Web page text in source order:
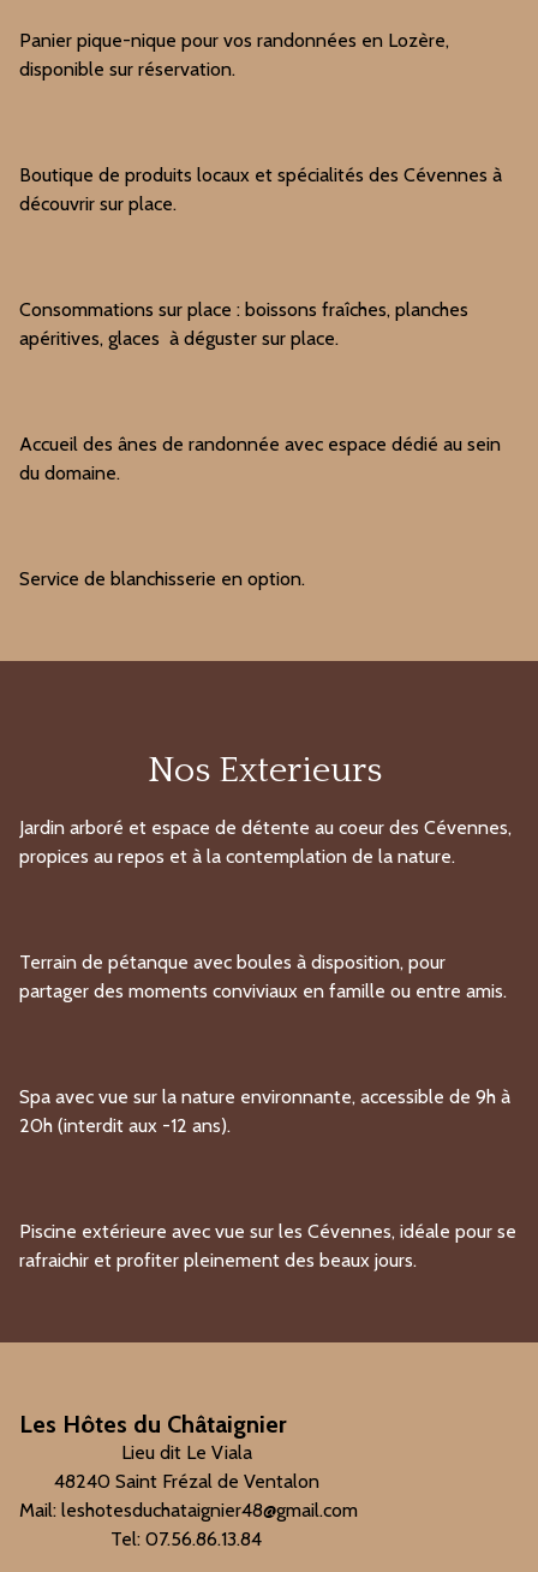
Panier pique-nique pour vos randonnées en Lozère,
disponible sur réservation.
Boutique de produits locaux et spécialités des Cévennes à
découvrir sur place.
Consommations sur place : boissons fraîches, planches
apéritives, glaces à déguster sur place.
Accueil des ânes de randonnée avec espace dédié au sein
du domaine.
Service de blanchisserie en option.
Nos Exterieurs
Jardin arboré et espace de détente au coeur des Cévennes,
propices au repos et à la contemplation de la nature.
Terrain de pétanque avec boules à disposition, pour
partager des moments conviviaux en famille ou entre amis.
Spa avec vue sur la nature environnante, accessible de 9h à
20h (interdit aux -12 ans).
Piscine extérieure avec vue sur les Cévennes, idéale pour se
rafraichir et profiter pleinement des beaux jours.
Les Hôtes du Châtaignier
Lieu dit Le Viala
48240 Saint Frézal de Ventalon
Mail: leshotesduchataignier48@gmail.com
Tel: 07.56.86.13.84